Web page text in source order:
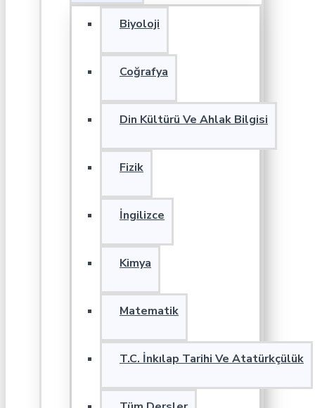
Biyoloji
Coğrafya
Din Kültürü Ve Ahlak Bilgisi
Fizik
İngilizce
Kimya
Matematik
T.C. İnkılap Tarihi Ve Atatürkçülük